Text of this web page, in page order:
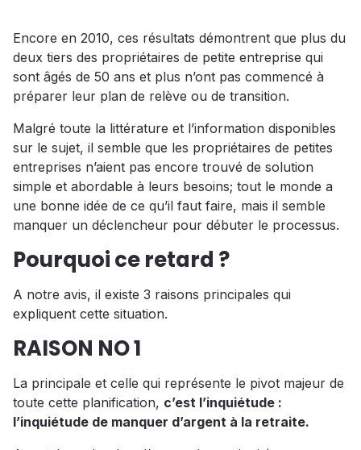
Encore en 2010, ces résultats démontrent que plus du
deux tiers des propriétaires de petite entreprise qui
sont âgés de 50 ans et plus n’ont pas commencé à
préparer leur plan de relève ou de transition.
Malgré toute la littérature et l’information disponibles
sur le sujet, il semble que les propriétaires de petites
entreprises n’aient pas encore trouvé de solution
simple et abordable à leurs besoins; tout le monde a
une bonne idée de ce qu’il faut faire, mais il semble
manquer un déclencheur pour débuter le processus.
Pourquoi ce retard ?
A notre avis, il existe 3 raisons principales qui
expliquent cette situation.
RAISON NO 1
La principale et celle qui représente le pivot majeur de
toute cette planification, c’est l’inquiétude :
l’inquiétude de manquer d’argent à la retraite.